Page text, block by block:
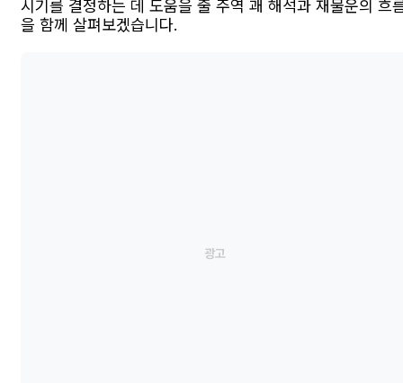
시기를 결정하는 데 도움을 줄 주역 괘 해석과 재물운의 흐
을 함께 살펴보겠습니다.